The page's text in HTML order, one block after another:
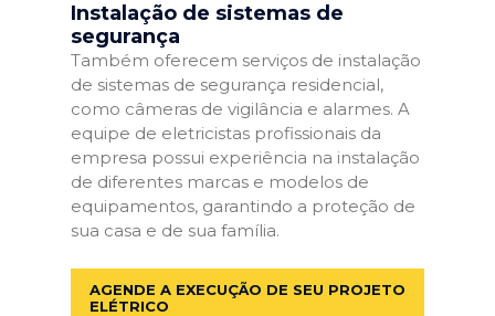
Instalação de sistemas de
segurança
Também oferecem serviços de instalação
de sistemas de segurança residencial,
como câmeras de vigilância e alarmes. A
equipe de eletricistas profissionais da
empresa possui experiência na instalação
de diferentes marcas e modelos de
equipamentos, garantindo a proteção de
sua casa e de sua família.
AGENDE A EXECUÇÃO DE SEU PROJETO
ELÉTRICO